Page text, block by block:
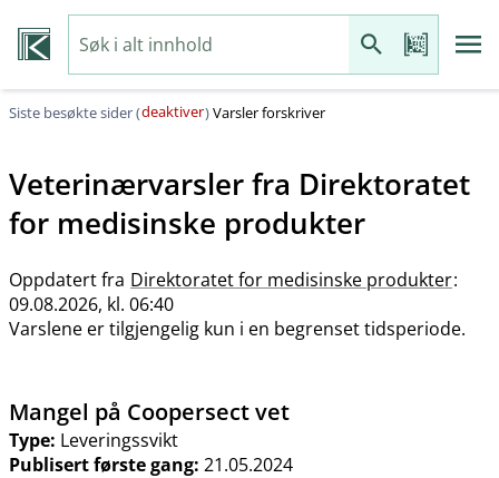
Siste besøkte sider (deaktiver)Varsler forskriver
Veterinærvarsler fra Direktoratet
for medisinske produkter
Oppdatert fra Direktoratet for medisinske produkter:
09.08.2026, kl. 06:40
Varslene er tilgjengelig kun i en begrenset tidsperiode.
Mangel på Coopersect vet
Type: Leveringssvikt
Publisert første gang: 21.05.2024